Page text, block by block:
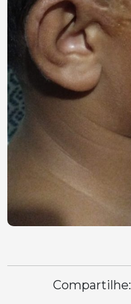
Compartilhe: